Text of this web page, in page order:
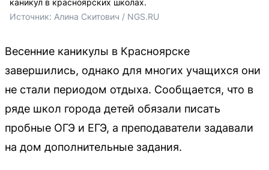
Источник: Алина Скитович / NGS.RU
Весенние каникулы в Красноярске
завершились, однако для многих учащихся они
не стали периодом отдыха. Сообщается, что в
ряде школ города детей обязали писать
пробные ОГЭ и ЕГЭ, а преподаватели задавали
на дом дополнительные задания.